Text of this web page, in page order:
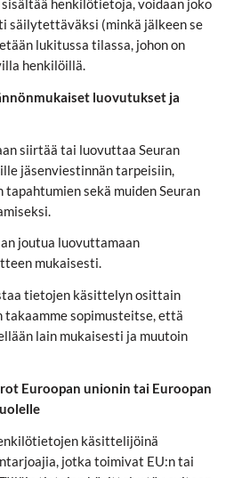
henkilötietoja, voidaan joko
säilytettäväksi (minkä jälkeen se
lukitussa tilassa, johon on
henkilöillä.
luovutukset ja
siirtää tai luovuttaa Seuran
jäsenviestinnän tarpeisiin,
tapahtumien sekä muiden Seuran
joutua luovuttamaan
mukaisesti.
tietojen käsittelyn osittain
sopimusteitse, että
lain mukaisesti ja muutoin
Euroopan unionin tai Euroopan
käsittelijöinä
jotka toimivat EU:n tai